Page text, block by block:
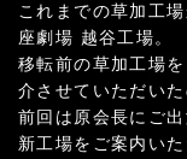
これまでの草加工
座劇場 越谷工場。
移転前の草加工場
介させていただい
前回は原会長にご
新工場をご案内いた